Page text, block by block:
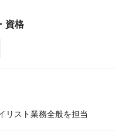
資格
リスト業務全般を担当